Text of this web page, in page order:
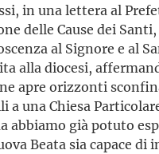
in una lettera al
delle Cause dei
al Signore e al
alla diocesi,
apre orizzonti
a una Chiesa
abbiamo già potuto
Beata sia capace di